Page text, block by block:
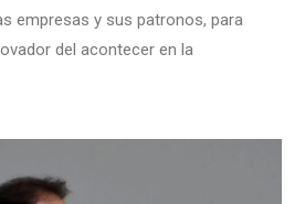
empresas y sus patronos, para
del acontecer en la